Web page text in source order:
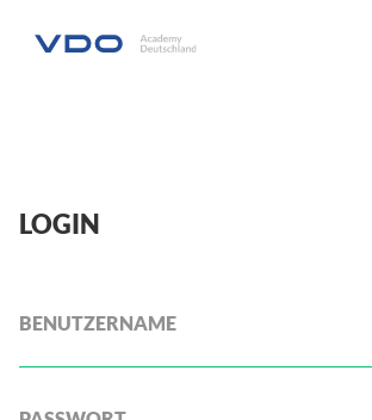
LOGIN
BENUTZERNAME